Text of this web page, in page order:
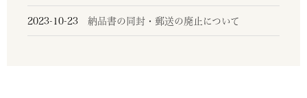
2023-10-23 納品書の同封・郵送の廃止について